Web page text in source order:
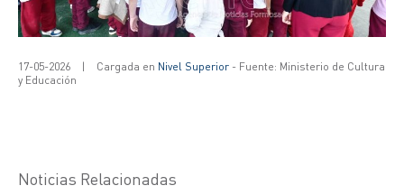
17-05-2026 | Cargada en Nivel Superior - Fuente: Ministerio de Cultura
y Educación
Noticias Relacionadas